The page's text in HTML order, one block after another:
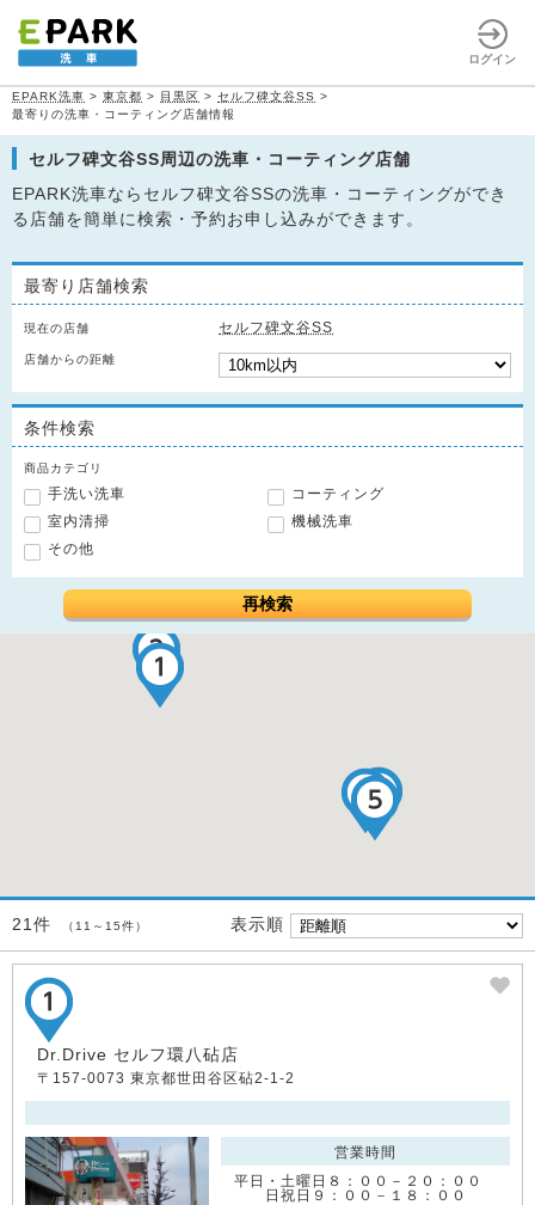
ログイン
EPARK洗車 > 東京都 > 目黒区 > セルフ碑文谷SS >
最寄りの洗車・コーティング店舗情報
セルフ碑文谷SS周辺の洗車・コーティング店舗
EPARK洗車ならセルフ碑文谷SSの洗車・コーティングができ
る店舗を簡単に検索・予約お申し込みができます。
最寄り店舗検索
現在の店舗 セルフ碑文谷SS
店舗からの距離
条件検索
商品カテゴリ
手洗い洗車
コーティング
室内清掃
機械洗車
その他
再検索
21件 （11～15件） 表示順
Dr.Drive セルフ環八砧店
〒157-0073 東京都世田谷区砧2-1-2
営業時間
平日・土曜日８：００－２０：００
日祝日９：００－１８：００